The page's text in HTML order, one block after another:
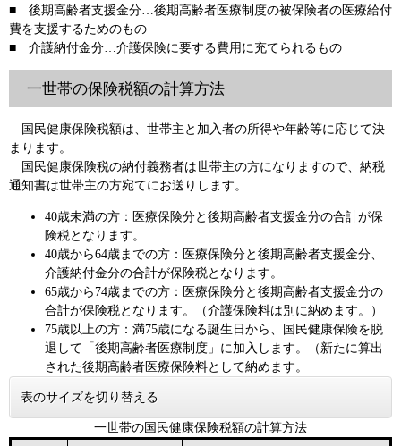
■ 後期高齢者支援金分…後期高齢者医療制度の被保険者の医療給付
費を支援するためのもの
■ 介護納付金分…介護保険に要する費用に充てられるもの
一世帯の保険税額の計算方法
国民健康保険税額は、世帯主と加入者の所得や年齢等に応じて決
まります。
国民健康保険税の納付義務者は世帯主の方になりますので、納税
通知書は世帯主の方宛てにお送りします。
40歳未満の方：医療保険分と後期高齢者支援金分の合計が保
険税となります。
40歳から64歳までの方：医療保険分と後期高齢者支援金分、
介護納付金分の合計が保険税となります。
65歳から74歳までの方：医療保険分と後期高齢者支援金分の
合計が保険税となります。（介護保険料は別に納めます。）
75歳以上の方：満75歳になる誕生日から、国民健康保険を脱
退して「後期高齢者医療制度」に加入します。（新たに算出
された後期高齢者医療保険料として納めます。
表のサイズを切り替える
一世帯の国民健康保険税額の計算方法